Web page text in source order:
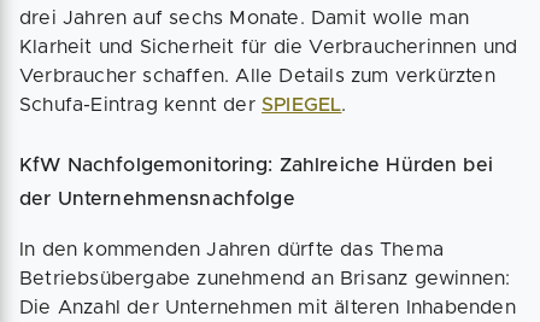
drei Jahren auf sechs Monate. Damit wolle man
Klarheit und Sicherheit für die Verbraucherinnen und
Verbraucher schaffen. Alle Details zum verkürzten
Schufa-Eintrag kennt der SPIEGEL.
KfW Nachfolgemonitoring: Zahlreiche Hürden bei
der Unternehmensnachfolge
In den kommenden Jahren dürfte das Thema
Betriebsübergabe zunehmend an Brisanz gewinnen:
Die Anzahl der Unternehmen mit älteren Inhabenden